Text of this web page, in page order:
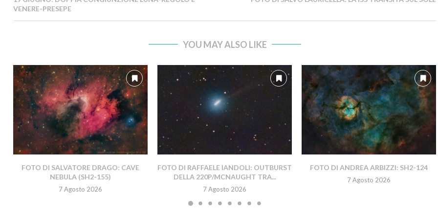
VENERE-PRESEPE
YOU MAY ALSO LIKE
FOTO DI SALVATORE DRAGO: CAVE
NEBULA (SH2-155)
7 Agosto 2026
FOTO DI RAFFAELE IANDOLI: OUTBURST
DELLA 220P/MCNAUGHT TRA...
7 Agosto 2026
FOTO DI ANDREA ARBIZZI: SH2-124
7 Agosto 2026